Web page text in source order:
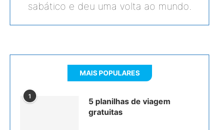
sabático e deu uma volta ao mundo.
MAIS POPULARES
1
5 planilhas de viagem
gratuitas